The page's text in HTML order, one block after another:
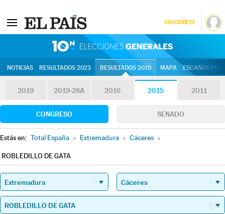
SUSCRÍBETE
NOTICIAS RESULTADOS 2023 RESULTADOS 2019 MAPA ESCAÑOS
2019 2019-28A 2016 2015 2011
CONGRESO SENADO
Estás en: Total España » Extremadura » Cáceres »
ROBLEDILLO DE GATA